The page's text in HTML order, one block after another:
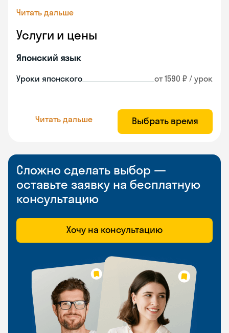
Читать дальше
Услуги и цены
Японский язык
Уроки японского от 1590 ₽ / урок
Читать дальше Выбрать время
Сложно сделать выбор —
оставьте заявку на бесплатную
консультацию
Хочу на консультацию